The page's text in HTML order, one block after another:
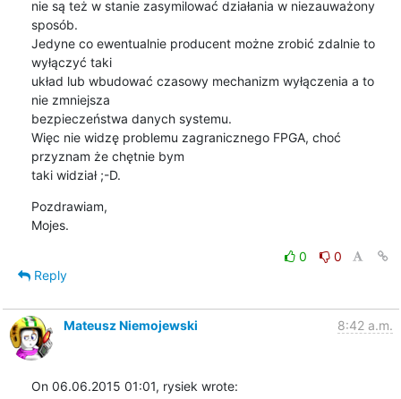
nie są też w stanie zasymilować działania w niezauważony
sposób.
Jedyne co ewentualnie producent możne zrobić zdalnie to
wyłączyć taki
układ lub wbudować czasowy mechanizm wyłączenia a to
nie zmniejsza
bezpieczeństwa danych systemu.
Więc nie widzę problemu zagranicznego FPGA, choć
przyznam że chętnie bym
taki widział ;-D.
Pozdrawiam,
Mojes.
0
0
Reply
Mateusz Niemojewski 8:42 a.m.
On 06.06.2015 01:01, rysiek wrote: